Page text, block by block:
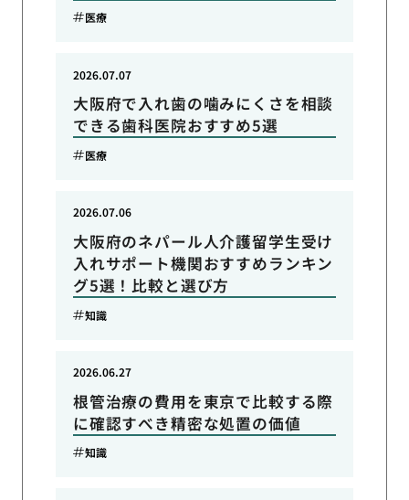
医療
大阪府で入れ歯の噛みにくさを相談
できる歯科医院おすすめ5選
2026.07.07
医療
大阪府のネパール人介護留学生受け
入れサポート機関おすすめランキン
グ5選！比較と選び方
2026.07.06
知識
根管治療の費用を東京で比較する際
に確認すべき精密な処置の価値
2026.06.27
知識